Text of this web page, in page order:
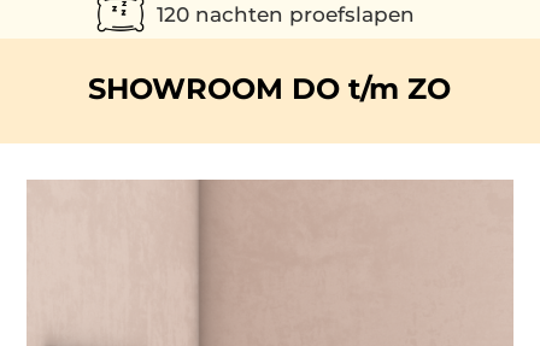
120 nachten proefslapen
SHOWROOM DO t/m ZO